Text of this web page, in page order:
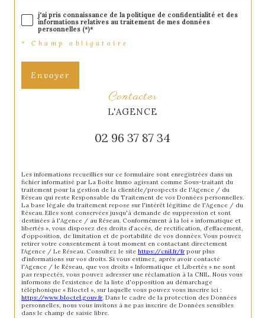
j'ai pris connaissance de la politique de confidentialité et des
informations relatives au traitement de mes données
personnelles (*)*
* Champ obligatoire
Envoyer
contacter
L'AGENCE
02 96 37 87 34
Les informations recueillies sur ce formulaire sont enregistrées dans un
fichier informatisé par La Boite Immo agissant comme Sous-traitant du
traitement pour la gestion de la clientèle/prospects de l'Agence / du
Réseau qui reste Responsable du Traitement de vos Données personnelles.
La base légale du traitement repose sur l'intérêt légitime de l'Agence / du
Réseau. Elles sont conservées jusqu'à demande de suppression et sont
destinées à l'Agence / au Réseau. Conformément à la loi « informatique et
libertés », vous disposez des droits d’accès, de rectification, d’effacement,
d’opposition, de limitation et de portabilité de vos données. Vous pouvez
retirer votre consentement à tout moment en contactant directement
l’Agence / Le Réseau. Consultez le site https://cnil.fr/frpour plus
d’informations sur vos droits. Si vous estimez, après avoir contacté
l'Agence / le Réseau, que vos droits « Informatique et Libertés » ne sont
pas respectés, vous pouvez adresser une réclamation à la CNIL. Nous vous
informons de l’existence de la liste d'opposition au démarchage
téléphonique « Bloctel », sur laquelle vous pouvez vous inscrire ici :
https://www.bloctel.gouv.fr. Dans le cadre de la protection des Données
personnelles, nous vous invitons à ne pas inscrire de Données sensibles
dans le champ de saisie libre.